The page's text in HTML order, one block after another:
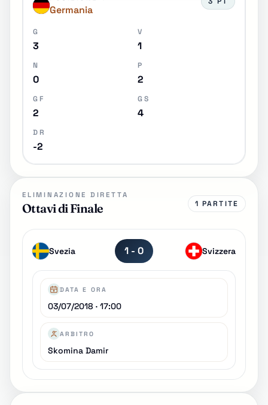
Germania
G
3
V
1
N
0
P
2
GF
2
GS
4
DR
-2
ELIMINAZIONE DIRETTA
Ottavi di Finale 1 PARTITE
Svezia 1 - 0 Svizzera
DATA E ORA
03/07/2018 · 17:00
ARBITRO
Skomina Damir